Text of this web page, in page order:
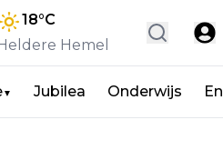
18°C
Hemel
▼ Jubilea Onderwijs